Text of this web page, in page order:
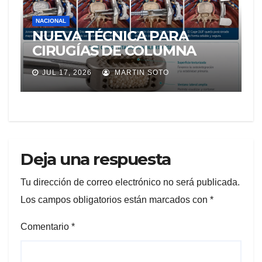
NACIONAL
NUEVA TÉCNICA PARA
CIRUGÍAS DE COLUMNA
LLEGA A ECUADOR Y
AMPLÍA LAS OPCIONES
PARA PACIENTES CON
JUL 17, 2026 MARTIN SOTO
Deja una respuesta
Tu dirección de correo electrónico no será publicada.
Los campos obligatorios están marcados con *
Comentario *